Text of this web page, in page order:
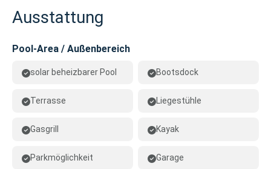
Ausstattung
Pool-Area / Außenbereich
solar beheizbarer Pool Bootsdock
Terrasse Liegestühle
Gasgrill Kayak
Parkmöglichkeit Garage